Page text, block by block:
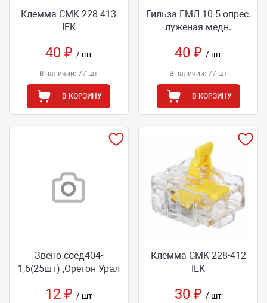
Клемма CMK 228-413
IEK
40 ₽ / шт
В наличии: 77 шт
В КОРЗИНУ
Гильза ГМЛ 10-5 опрес.
луженая медн.
40 ₽/ шт
В наличии: 77 шт
В КОРЗИНУ
Звено соед404-
1,6(25шт) ,Орегон Урал
12 ₽ / шт
Клемма CMK 228-412
IEK
30 ₽/ шт